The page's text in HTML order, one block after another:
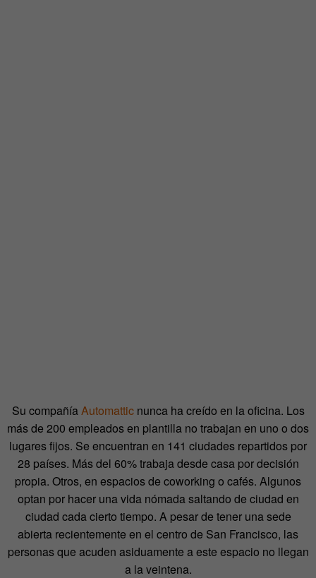
Su compañíaAutomatticnunca ha creído en la oficina. Los
más de 200 empleados en plantilla no trabajan en uno o dos
lugares fijos. Se encuentran en 141 ciudades repartidos por
28 países. Más del 60% trabaja desde casa por decisión
propia. Otros, en espacios de coworking o cafés. Algunos
optan por hacer una vida nómada saltando de ciudad en
ciudad cada cierto tiempo. A pesar de tener una sede
abierta recientemente en el centro de San Francisco, las
personas que acuden asiduamente a este espacio no llegan
a la veintena.